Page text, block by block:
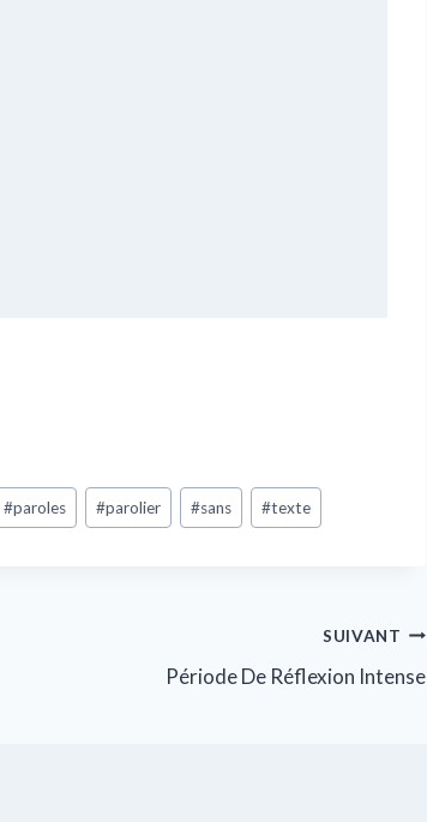
#paroles #parolier #sans #texte
SUIVANT
Période De Réflexion Intense